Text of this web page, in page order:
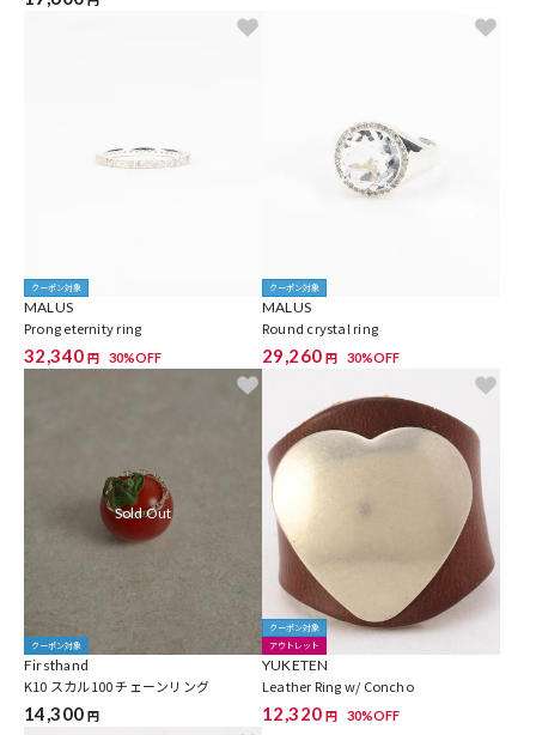
クーポン対象
MALUS
Prong eternity ring
32,340 円 30%OFF
クーポン対象
MALUS
Round crystal ring
29,260 円 30%OFF
クーポン対象
Firsthand
K10 スカル100 チェーンリング
14,300 円
クーポン対象
アウトレット
YUKETEN
Leather Ring w/ Concho
12,320 円 30%OFF